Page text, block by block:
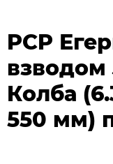
PCP
взводом
Колба
550 мм)